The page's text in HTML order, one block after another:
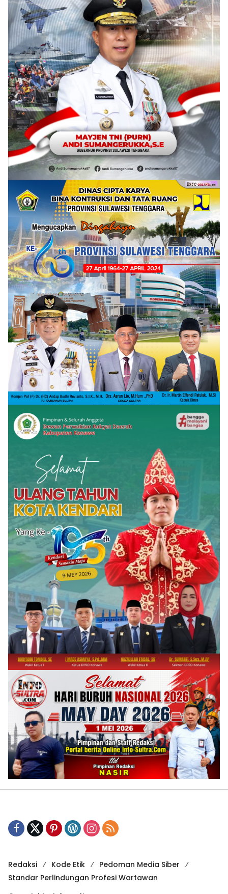
Redaksi Kode Etik
Pedoman Media Siber
Standar Perlindungan Profesi Wartawan